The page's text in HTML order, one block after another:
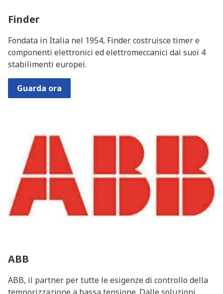
Finder
Fondata in Italia nel 1954, Finder costruisce timer e
componenti elettronici ed elettromeccanici dai suoi 4
stabilimenti europei.
Guarda ora
ABB
ABB, il partner per tutte le esigenze di controllo della